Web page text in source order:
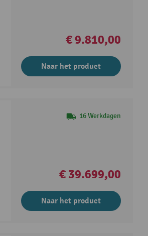
€ 9.810,00
Naar het product
16 Werkdagen
€ 39.699,00
Naar het product